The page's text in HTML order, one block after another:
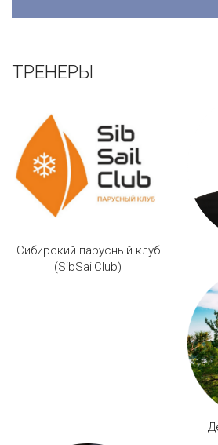
ТРЕНЕРЫ
Сибирский парусный клуб
(SibSailClub)